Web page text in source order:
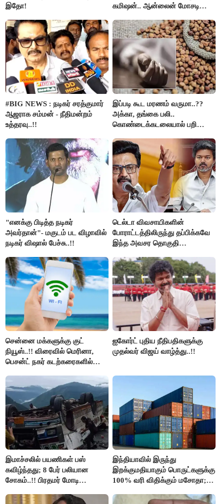
இதோ!
கமிஷன்.. ஆன்லைன் மோசடி
கைது..!!
#BIG NEWS : நடிகர் சரத்குமார்
ஆஜராக சம்மன் - நீதிமன்றம்
உத்தரவு..!!
இப்படி கூட மரணம் வருமா..??
அக்கா, தங்கை பலி..
கொண்டைக்கடலையால் பறிபோன
"எனக்கு பிடித்த நடிகர்
அவர்தான்"- மகுடம் பட விழாவில்
நடிகர் விஷால் பேச்சு..!!
டெல்டா விவசாயிகளின்
போராட்டத்திலிருந்து தப்பிக்கவே
இந்த அவசர தொகுதி
அரங்கேற்றுகிறார் முதலமைச்சர் -
திமுக ஐடி விங்..!!
சென்னை மக்களுக்கு குட்
நியூஸ்..!! விரைவில் மெரினா,
பெசன்ட் நகர் கடற்கரைகளில்
ஐகோர்ட் புதிய நீதிபதிகளுக்கு
முதல்வர் விஜய் வாழ்த்து..!!
இமாச்சலில் பயணிகள் பஸ்
கவிழ்ந்தது; 8 பேர் பலியான
சோகம்..!! பிரதமர் மோடி
இந்தியாவில் இருந்து
இறக்குமதியாகும் பொருட்களுக்கு
100% வரி விதிக்கும் மசோதா;